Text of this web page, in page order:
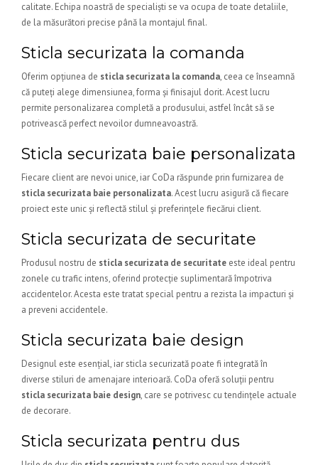
calitate. Echipa noastră de specialiști se va ocupa de toate detaliile,
de la măsurători precise până la montajul final.
Sticla securizata la comanda
Oferim opțiunea de sticla securizata la comanda, ceea ce înseamnă
că puteți alege dimensiunea, forma și finisajul dorit. Acest lucru
permite personalizarea completă a produsului, astfel încât să se
potrivească perfect nevoilor dumneavoastră.
Sticla securizata baie personalizata
Fiecare client are nevoi unice, iar CoDa răspunde prin furnizarea de
sticla securizata baie personalizata. Acest lucru asigură că fiecare
proiect este unic și reflectă stilul și preferințele fiecărui client.
Sticla securizata de securitate
Produsul nostru de sticla securizata de securitate este ideal pentru
zonele cu trafic intens, oferind protecție suplimentară împotriva
accidentelor. Acesta este tratat special pentru a rezista la impacturi și
a preveni accidentele.
Sticla securizata baie design
Designul este esențial, iar sticla securizată poate fi integrată în
diverse stiluri de amenajare interioară. CoDa oferă soluții pentru
sticla securizata baie design, care se potrivesc cu tendințele actuale
de decorare.
Sticla securizata pentru dus